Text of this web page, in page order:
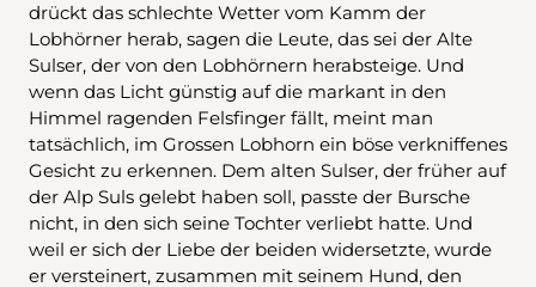
drückt das schlechte Wetter vom Kamm der
Lobhörner herab, sagen die Leute, das sei der Alte
Sulser, der von den Lobhörnern herabsteige. Und
wenn das Licht günstig auf die markant in den
Himmel ragenden Felsfinger fällt, meint man
tatsächlich, im Grossen Lobhorn ein böse verkniffenes
Gesicht zu erkennen. Dem alten Sulser, der früher auf
der Alp Suls gelebt haben soll, passte der Bursche
nicht, in den sich seine Tochter verliebt hatte. Und
weil er sich der Liebe der beiden widersetzte, wurde
er versteinert, zusammen mit seinem Hund, den